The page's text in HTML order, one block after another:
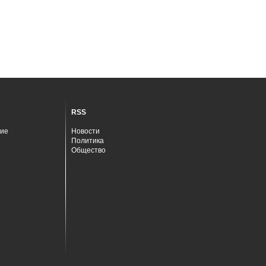
RSS
Новости
Политика
Общество